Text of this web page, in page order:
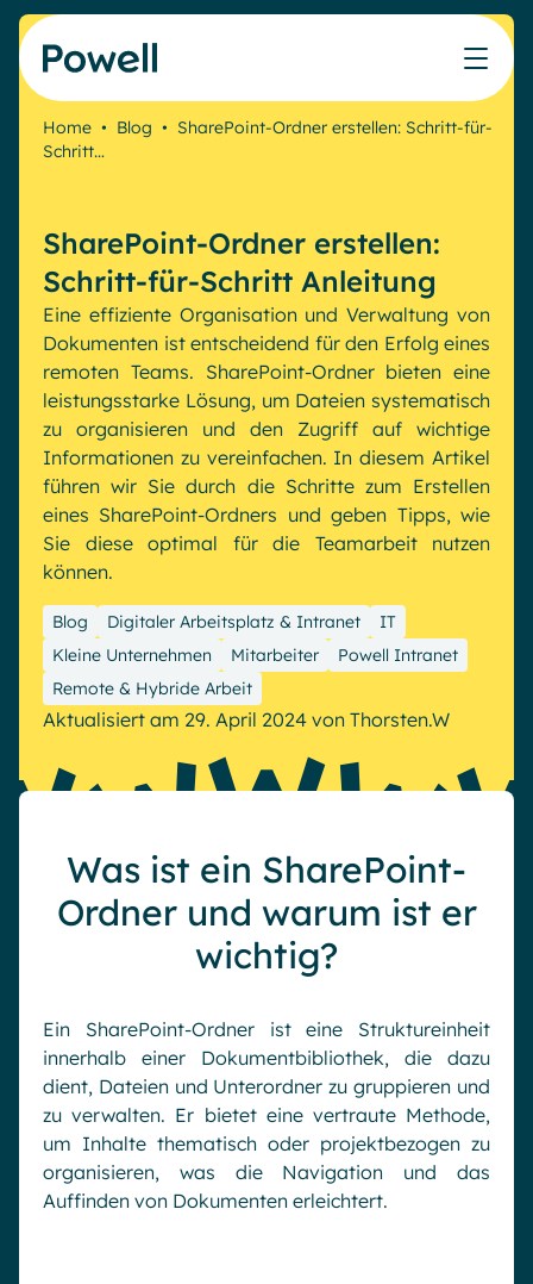
Skip to content
IT
HR Plattform
Interne Kommunikation
Interne Kommunikation
Employee Journey & Engagement
Virtuelles Büro
AI Augmented Digital Workplace
Plattform für digitale Zusammenarbeit
Digital Hub
Wissensbasis
Effizientes Wissensmanagement am Arbeitsplatz
Produkte
Powell Intranet
Ihre MS-Governance-Lösung
Intranet-Funktionen
Analytische
Erweiterte Anpassung und Design
Generative KI
Sicherheit und Compliance
Unsere Kunden
Partner
Treten Sie dem Expertennetzwerk von Powell bei
Finden Sie den besten Verbündeten, um Ihr Intranet-
Projekt zum Erfolg zu führen
Microsoft x Powell = ♡
Microsoft Gold Partner
Zertifizierter Microsoft-Experte
Ressourcen
Blog
Webinare
Success stories
White papers
Veranstaltungen
English FrançaisDeutsch
Home • Blog • SharePoint-Ordner erstellen: Schritt-für-
Schritt…
SharePoint-Ordner erstellen:
Schritt-für-Schritt Anleitung
Eine effiziente Organisation und Verwaltung von
Dokumenten ist entscheidend für den Erfolg eines
remoten Teams. SharePoint-Ordner bieten eine
leistungsstarke Lösung, um Dateien systematisch
zu organisieren und den Zugriff auf wichtige
Informationen zu vereinfachen. In diesem Artikel
führen wir Sie durch die Schritte zum Erstellen
eines SharePoint-Ordners und geben Tipps, wie
Sie diese optimal für die Teamarbeit nutzen
können.
Blog Digitaler Arbeitsplatz & Intranet
IT
Kleine Unternehmen
Mitarbeiter
Powell Intranet
Remote & Hybride Arbeit
Aktualisiert am 29. April 2024 von Thorsten.W
Was ist ein SharePoint-
Ordner und warum ist er
wichtig?
Ein SharePoint-Ordner ist eine Struktureinheit
innerhalb einer Dokumentbibliothek, die dazu
dient, Dateien und Unterordner zu gruppieren und
zu verwalten. Er bietet eine vertraute Methode,
um Inhalte thematisch oder projektbezogen zu
organisieren, was die Navigation und das
Auffinden von Dokumenten erleichtert.